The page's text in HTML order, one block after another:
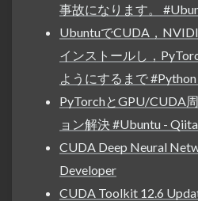
事故になります。
UbuntuでCUDA，
インストールし，
ようにするまで
PyTorchとGPU/CUDA
ョン解決 #Ubuntu - Qiita
CUDA Deep Neural
Developer
CUDA Toolkit 12.6